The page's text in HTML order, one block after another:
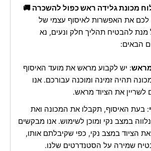
מכונת גלידה ראש כפול להשכרה 🚚
לכם את האפשרות לאיסוף עצמי של
מנת להבטיח תהליך חלק ונעים, נא
הבאים:
: יש לקבוע מראש את מועד האיסוף
תהיה זמינה ומוכנה עבורכם. אנו
לשריין את הציוד מראש.
: בעת האיסוף, תקבלו את המכונה ואת
במצב נקי ומוכן לשימוש. אנו מבקשים
הציוד במצב נקי, כפי שקיבלתם אותו,
שמירה על הסטנדרטים שלנו.